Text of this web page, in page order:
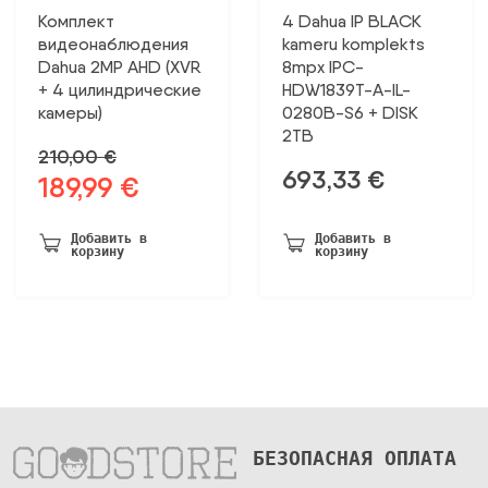
Комплект
видеонаблюдения
Dahua 2MP AHD (XVR
+ 4 цилиндрические
камеры)
210,00€
Первоначальная
была:
210,00 €.
189,99 €
189,99 €.
Добавить в
корзину
4 Dahua IP BLACK
kameru komplekts
8mpx IPC-
HDW1839T-A-IL-
0280B-S6 + DISK
2TB
693,33 €
Добавить в
корзину
БЕЗОПАСНАЯ ОПЛАТА